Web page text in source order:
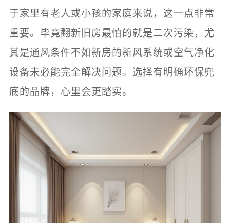
于家里有老人或小孩的家庭来说，这一点非常
重要。毕竟翻新旧房最怕的就是二次污染，尤
其是通风条件不如新房的新风系统或空气净化
设备未必能完全解决问题。选择有明确环保兜
底的品牌，心里会更踏实。